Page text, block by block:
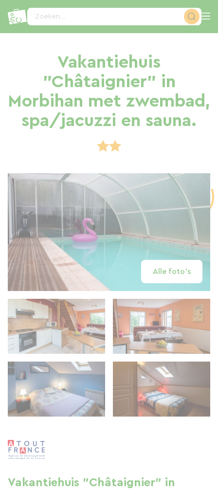
Zoeken...
Vakantiehuis
"Châtaignier" in
Morbihan met zwembad,
spa/jacuzzi en sauna.
Alle foto's
Vakantiehuis "Châtaignier" in
Cookies beheer paneel